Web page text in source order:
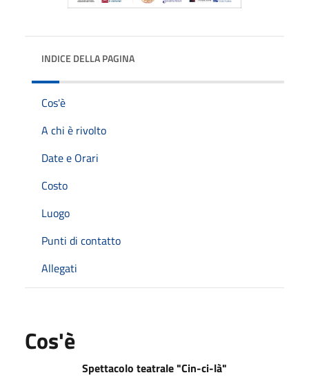
INDICE DELLA PAGINA
Cos'è
A chi è rivolto
Date e Orari
Costo
Luogo
Punti di contatto
Allegati
Cos'è
Spettacolo teatrale "Cin-ci-là"